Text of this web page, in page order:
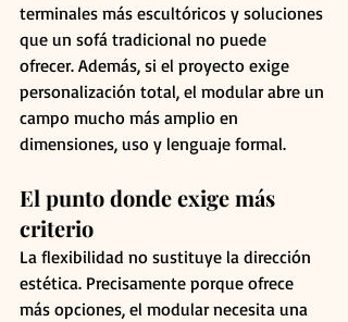
terminales más escultóricos y soluciones
que un sofá tradicional no puede
ofrecer. Además, si el proyecto exige
personalización total, el modular abre un
campo mucho más amplio en
dimensiones, uso y lenguaje formal.
El punto donde exige más
criterio
La flexibilidad no sustituye la dirección
estética. Precisamente porque ofrece
más opciones, el modular necesita una